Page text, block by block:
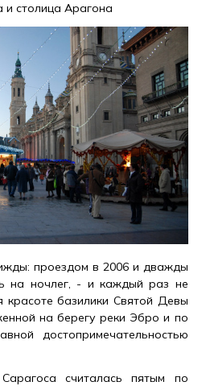
и столица Арагона
проездом в 2006 и дважды
на ночлег, - и каждый раз не
красоте базилики Святой Девы
на берегу реки Эбро и по
достопримечательностью
считалась пятым по